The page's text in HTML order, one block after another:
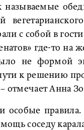
с собой в
где-то на
не формой
к решению
отмечает Анна
правила.
соседу